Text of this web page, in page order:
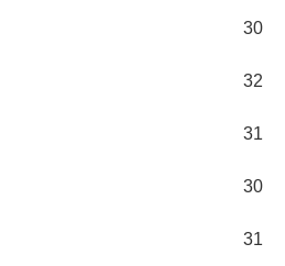
30
32
31
30
31